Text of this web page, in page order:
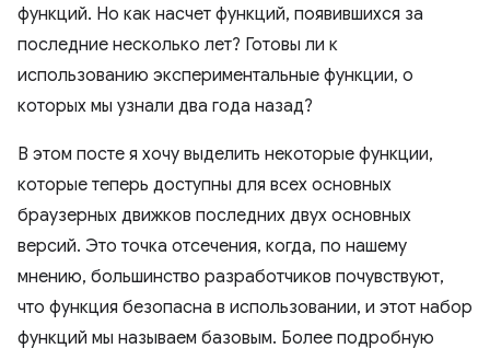
функций. Но как насчет функций, появившихся за
последние несколько лет? Готовы ли к
использованию экспериментальные функции, о
которых мы узнали два года назад?
В этом посте я хочу выделить некоторые функции,
которые теперь доступны для всех основных
браузерных движков последних двух основных
версий. Это точка отсечения, когда, по нашему
мнению, большинство разработчиков почувствуют,
что функция безопасна в использовании, и этот набор
функций мы называем базовым. Более подробную